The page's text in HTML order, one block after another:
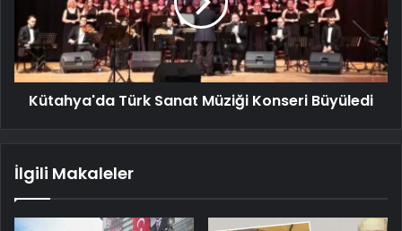
Kütahya'da Türk Sanat Müziği Konseri Büyüledi
İlgili Makaleler